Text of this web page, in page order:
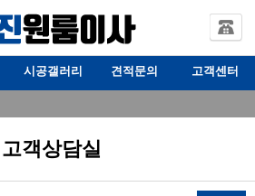
시공갤러리 견적문의 고객센터
고객상담실